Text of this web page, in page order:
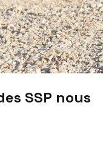
SSP nous